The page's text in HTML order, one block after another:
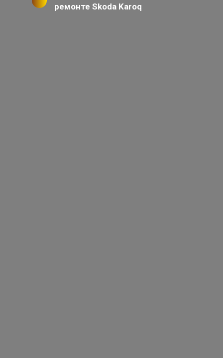
ремонте Skoda Karoq